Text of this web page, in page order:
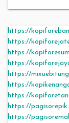
https://
https://
https://
https://
https://
https://
https://
https://
https://